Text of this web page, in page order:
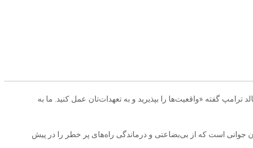
ترامپ گفته «واقعیت‌ها را بپذیرید و به تعهدات‌تان عمل کنید. ما به
هزاران جوانی است که از بی‌بضاعتی و درماندگی راه‌های پر خطر را در پیش